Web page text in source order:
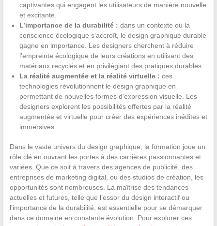
captivantes qui engagent les utilisateurs de manière nouvelle
et excitante.
L’importance de la durabilité : dans un contexte où la
conscience écologique s’accroît, le design graphique durable
gagne en importance. Les designers cherchent à réduire
l’empreinte écologique de leurs créations en utilisant des
matériaux recyclés et en privilégiant des pratiques durables.
La réalité augmentée et la réalité virtuelle : ces
technologies révolutionnent le design graphique en
permettant de nouvelles formes d’expression visuelle. Les
designers explorent les possibilités offertes par la réalité
augmentée et virtuelle pour créer des expériences inédites et
immersives.
Dans le vaste univers du design graphique, la formation joue un
rôle clé en ouvrant les portes à des carrières passionnantes et
variées. Que ce soit à travers des agences de publicité, des
entreprises de marketing digital, ou des studios de création, les
opportunités sont nombreuses. La maîtrise des tendances
actuelles et futures, telle que l’essor du design interactif ou
l’importance de la durabilité, est essentielle pour se démarquer
dans ce domaine en constante évolution. Pour explorer ces